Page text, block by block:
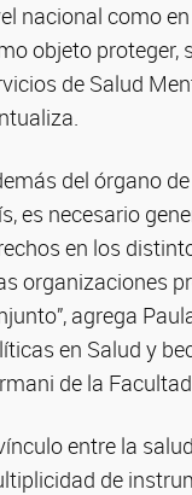
nacional como
objeto proteger,
de Salud
del órgano
es necesario
en los
organizaciones
agrega
en Salud y
de la
entre la
de